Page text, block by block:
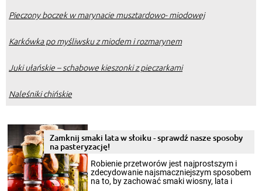
Pieczony boczek w marynacie musztardowo- miodowej
Karkówka po myśliwsku z miodem i rozmarynem
Juki ułańskie – schabowe kieszonki z pieczarkami
Naleśniki chińskie
Zamknij smaki lata w słoiku - sprawdź nasze sposoby
na pasteryzację!
Robienie przetworów jest najprostszym i
zdecydowanie najsmaczniejszym sposobem
na to, by zachować smaki wiosny, lata i